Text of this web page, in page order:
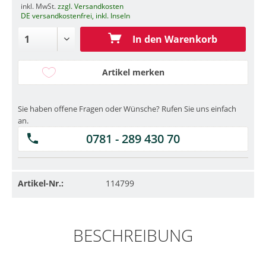
inkl. MwSt.zzgl. Versandkosten
DE versandkostenfrei, inkl. Inseln
In den Warenkorb
Artikel merken
Sie haben offene Fragen oder Wünsche? Rufen Sie uns einfach
an.
0781 - 289 430 70
Artikel-Nr.: 114799
BESCHREIBUNG